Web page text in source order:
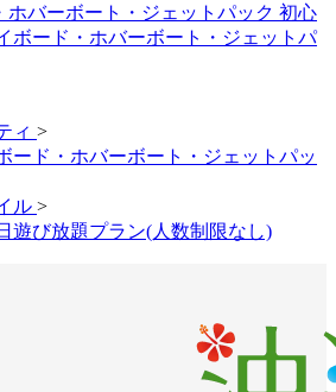
ホバーボート・ジェットパック 初心
ボード・ホバーボート・ジェットパ
ィ >
ード・ホバーボート・ジェットパッ
ル >
遊び放題プラン(人数制限なし)